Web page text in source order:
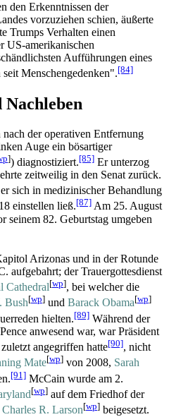
den Erkenntnissen der
vorzuziehen schien, äußerte
Trumps Verhalten einen
US-amerikanischen
Aufführungen eines
Menschengedenken".[84]
der operativen Entfernung
Auge ein bösartiger
]) diagnostiziert.[85] Er unterzog
zeitweilig in den Senat zurück.
sich in medizinischer Behandlung
einstellen ließ.[87] Am 25. August
seinem 82. Geburtstag umgeben
Arizonas und in der Rotunde
aufgebahrt; der Trauergottesdienst
Cathedral[wp], bei welcher die
Bush[wp] und Barack Obama[wp]
hielten.[89] Während der
anwesend war, war Präsident
angegriffen hatte[90], nicht
Mate[wp] von 2008, Sarah
[91] McCain wurde am 2.
[wp] auf dem Friedhof der
Charles R. Larson[wp] beigesetzt.